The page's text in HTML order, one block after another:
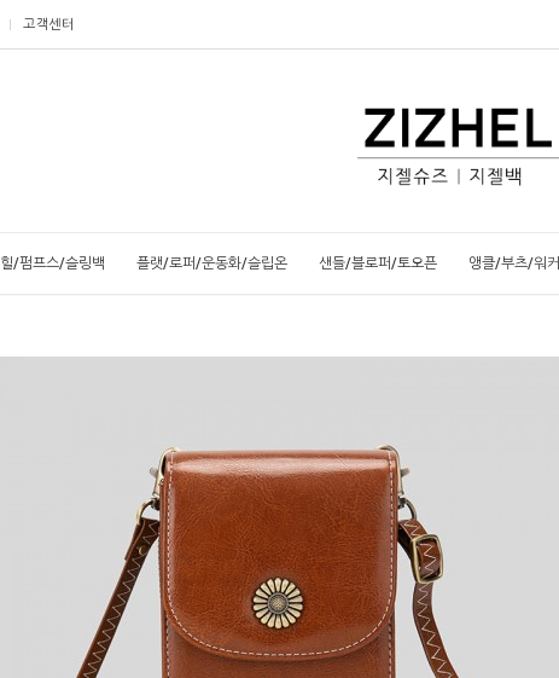
고객센터
힐/펌프스/슬링백 플랫/로퍼/운동화/슬립온 샌들/블로퍼/토오픈 앵클/부츠/워커